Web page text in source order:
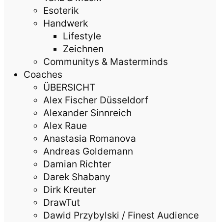
Esoterik
Handwerk
Lifestyle
Zeichnen
Communitys & Masterminds
Coaches
ÜBERSICHT
Alex Fischer Düsseldorf
Alexander Sinnreich
Alex Raue
Anastasia Romanova
Andreas Goldemann
Damian Richter
Darek Shabany
Dirk Kreuter
DrawTut
Dawid Przybylski / Finest Audience